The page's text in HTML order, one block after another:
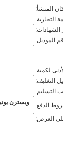
المنشأ:
التجارية:
الشهادات:
الموديل:
لكمية:
التغليف:
التسليم:
الدفع:
العرض: